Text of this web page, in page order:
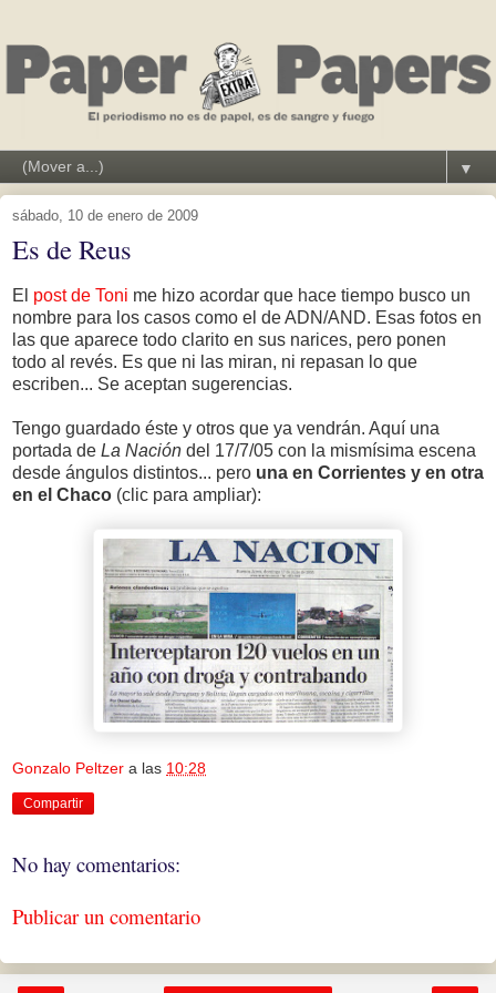
▼
sábado, 10 de enero de 2009
Es de Reus
El post de Toni me hizo acordar que hace tiempo busco un
nombre para los casos como el de ADN/AND. Esas fotos en
las que aparece todo clarito en sus narices, pero ponen
todo al revés. Es que ni las miran, ni repasan lo que
escriben... Se aceptan sugerencias.
Tengo guardado éste y otros que ya vendrán. Aquí una
portada de La Nación del 17/7/05 con la mismísima escena
desde ángulos distintos... pero una en Corrientes y en otra
en el Chaco (clic para ampliar):
Gonzalo Peltzer a las 10:28
Compartir
No hay comentarios:
Publicar un comentario